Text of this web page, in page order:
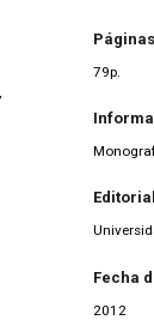
Páginas
79p.
Editorial
Fecha
2012